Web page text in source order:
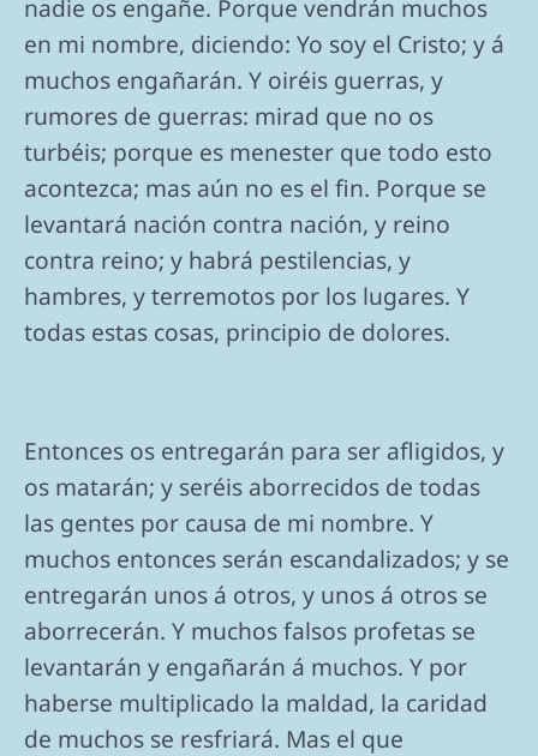
nadie os engañe. Porque vendrán muchos
en mi nombre, diciendo: Yo soy el Cristo; y á
muchos engañarán. Y oiréis guerras, y
rumores de guerras: mirad que no os
turbéis; porque es menester que todo esto
acontezca; mas aún no es el fin. Porque se
levantará nación contra nación, y reino
contra reino; y habrá pestilencias, y
hambres, y terremotos por los lugares. Y
todas estas cosas, principio de dolores.
Entonces os entregarán para ser afligidos, y
os matarán; y seréis aborrecidos de todas
las gentes por causa de mi nombre. Y
muchos entonces serán escandalizados; y se
entregarán unos á otros, y unos á otros se
aborrecerán. Y muchos falsos profetas se
levantarán y engañarán á muchos. Y por
haberse multiplicado la maldad, la caridad
de muchos se resfriará. Mas el que